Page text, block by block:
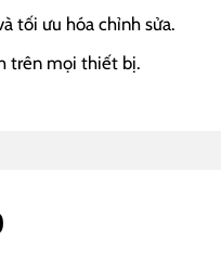
tối ưu hóa chỉnh sửa.
trên mọi thiết bị.